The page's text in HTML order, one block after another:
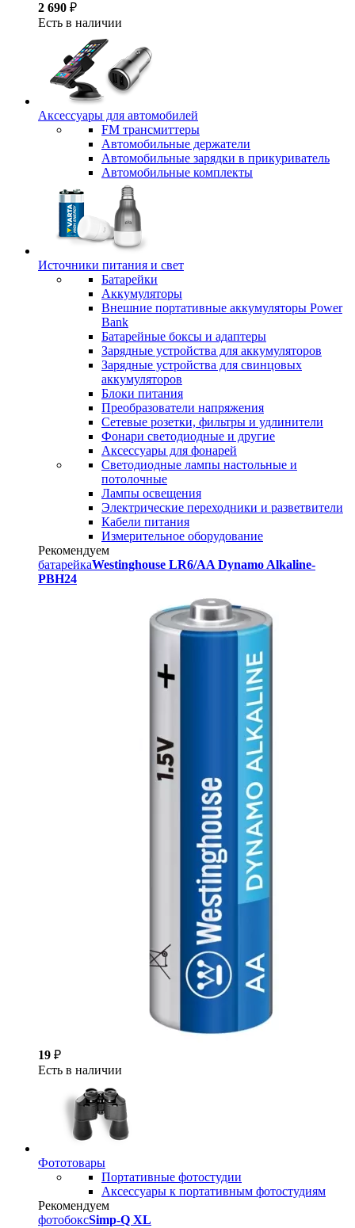
2 690 ₽
Есть в наличии
Аксессуары для автомобилей
FM трансмиттеры
Автомобильные держатели
Автомобильные зарядки в прикуриватель
Автомобильные комплекты
Источники питания и свет
Батарейки
Аккумуляторы
Внешние портативные аккумуляторы Power
Bank
Батарейные боксы и адаптеры
Зарядные устройства для аккумуляторов
Зарядные устройства для свинцовых
аккумуляторов
Блоки питания
Преобразователи напряжения
Сетевые розетки, фильтры и удлинители
Фонари светодиодные и другие
Аксессуары для фонарей
Светодиодные лампы настольные и
потолочные
Лампы освещения
Электрические переходники и разветвители
Кабели питания
Измерительное оборудование
Рекомендуем
батарейкаWestinghouse LR6/AA Dynamo Alkaline-
PBH24
19 ₽
Есть в наличии
Фототовары
Портативные фотостудии
Аксессуары к портативным фотостудиям
Рекомендуем
фотобоксSimp-Q XL